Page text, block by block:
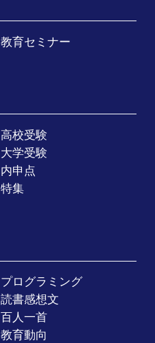
教育セミナー
高校受験
大学受験
内申点
特集
プログラミング
読書感想文
百人一首
教育動向